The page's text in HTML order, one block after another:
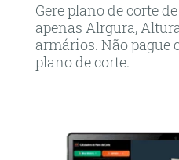
Gere plano de corte
apenas Alrgura,
armários. Não pague
plano de corte.